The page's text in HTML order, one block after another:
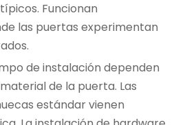
Funcionan
las puertas experimentan
de instalación dependen
de la puerta. Las
estándar vienen